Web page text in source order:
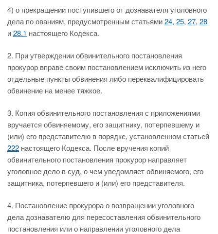
4) о прекращении поступившего от дознавателя уголовного
дела по ованиям, предусмотренным статьями24, 25, 27, 28
и28.1 настоящего Кодекса.
2. При утверждении обвинительного постановления
прокурор вправе своим постановлением исключить из него
отдельные пункты обвинения либо переквалифицировать
обвинение на менее тяжкое.
3. Копия обвинительного постановления с приложениями
вручается обвиняемому, его защитнику, потерпевшему и
(или) его представителю в порядке, установленном статьей
222 настоящего Кодекса. После вручения копий
обвинительного постановления прокурор направляет
уголовное дело в суд, о чем уведомляет обвиняемого, его
защитника, потерпевшего и (или) его представителя.
4. Постановление прокурора о возвращении уголовного
дела дознавателю для пересоставления обвинительного
постановления или о направлении уголовного дела